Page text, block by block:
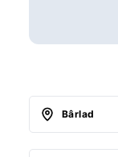
Bârlad